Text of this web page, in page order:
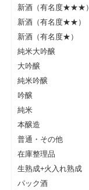
新酒（有名度★★★）
新酒（有名度★★）
新酒（有名度★）
純米大吟醸
大吟醸
純米吟醸
吟醸
純米
本醸造
普通・その他
在庫整理品
生熟成+火入れ熟成
パック酒